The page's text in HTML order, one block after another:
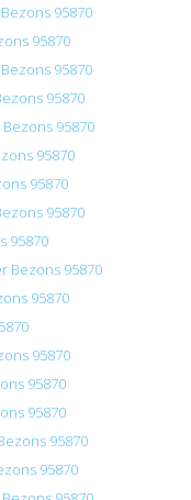
95870
95870
95870
95870
95870
95870
95870
95870
95870
Bezons 95870
95870
95870
95870
95870
95870
95870